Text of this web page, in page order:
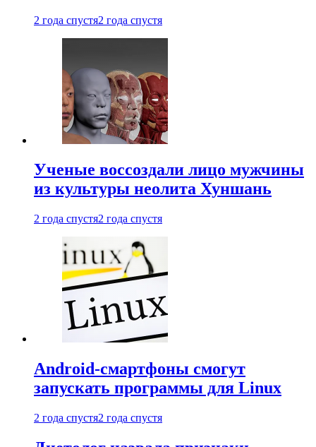
2 года спустя2 года спустя
Ученые воссоздали лицо мужчины
из культуры неолита Хуншань
2 года спустя2 года спустя
Android-смартфоны смогут
запускать программы для Linux
2 года спустя2 года спустя